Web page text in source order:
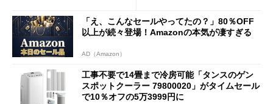
「え、こんなセールやってたの？」80％OFF
以上が続々登場！Amazonの本気が凄すぎる
AD（Amazon）
工事不要で14畳まで冷房可能「タンスのゲン
スポットクーラー 79800020」がタイムセール
で10％オフの5万3999円に